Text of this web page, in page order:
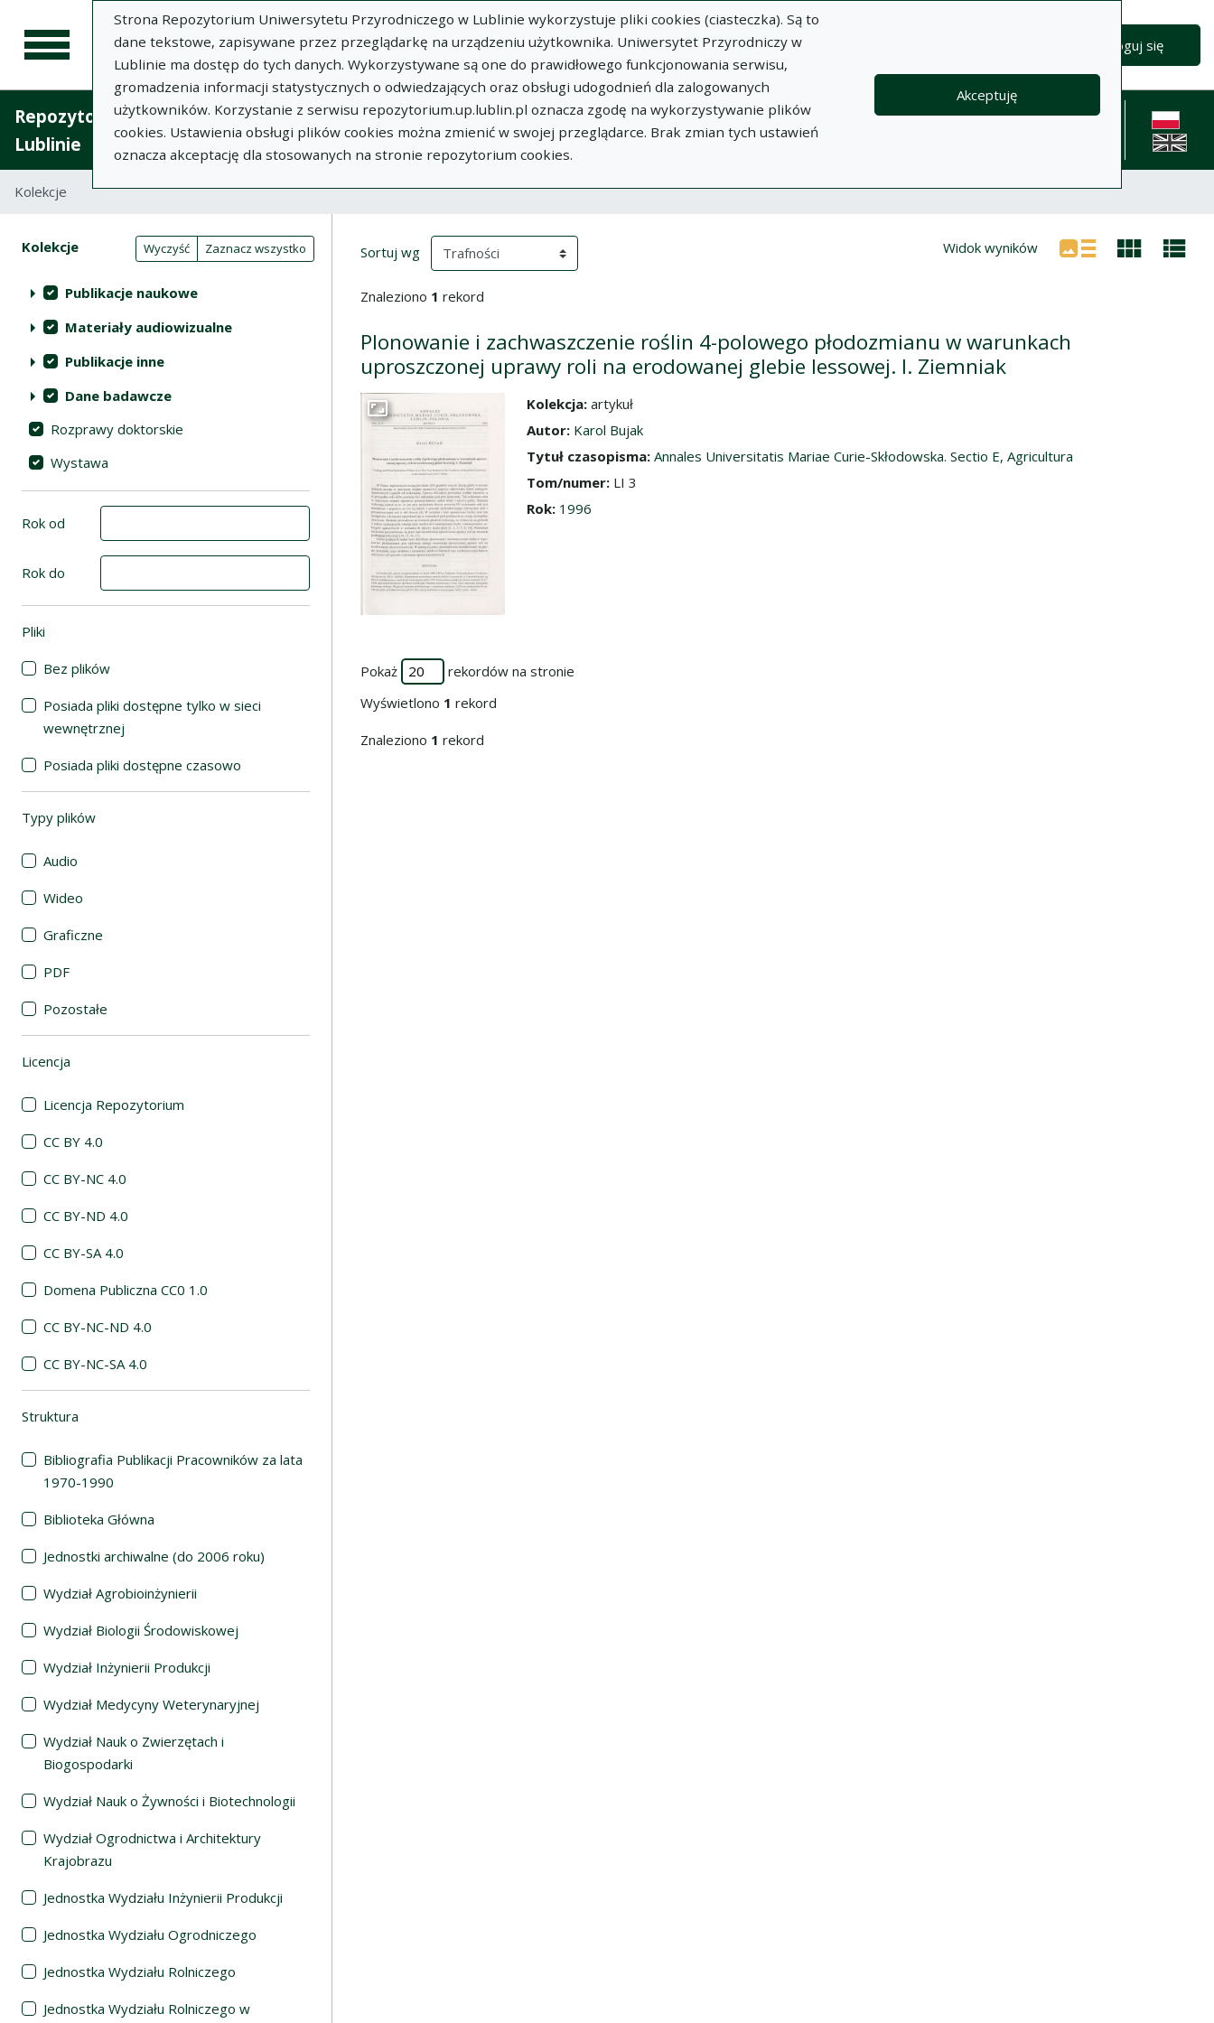
Strona Repozytorium Uniwersytetu Przyrodniczego w Lublinie wykorzystuje pliki cookies (ciasteczka). Są to
dane tekstowe, zapisywane przez przeglądarkę na urządzeniu użytkownika. Uniwersytet Przyrodniczy w
Lublinie ma dostęp do tych danych. Wykorzystywane są one do prawidłowego funkcjonowania serwisu,
gromadzenia informacji statystycznych o odwiedzających oraz obsługi udogodnień dla zalogowanych
użytkowników. Korzystanie z serwisu repozytorium.up.lublin.pl oznacza zgodę na wykorzystywanie plików
cookies. Ustawienia obsługi plików cookies można zmienić w swojej przeglądarce. Brak zmian tych ustawień
oznacza akceptację dla stosowanych na stronie repozytorium cookies.
Akceptuję
Zaloguj się
Repozytorium Uniwersytetu Przyrodniczego w
Lublinie
Dodaj
publikację
O
Repozytorium
Dokumenty Informacje Pomoc
Polityka
Kontakt
English
Kolekcje
Lista wyników wyszukiwania
Filtry wyszukiwania (automatyczne przeładowanie treści)
Akcje na kolekcjach Wyczyść Zaznacz wszystko
Kolekcje (automatyczne przeładowanie treści)
Publikacje naukowe
Materiały audiowizualne
Publikacje inne
Dane badawcze
Rozprawy doktorskie
Wystawa
Rok od
Rok do
Pliki
Bez plików
Posiada pliki dostępne tylko w sieci
wewnętrznej
Posiada pliki dostępne czasowo
Typy plików
Audio
Wideo
Graficzne
PDF
Pozostałe
Licencja
Licencja Repozytorium
CC BY 4.0
CC BY-NC 4.0
CC BY-ND 4.0
CC BY-SA 4.0
Domena Publiczna CC0 1.0
CC BY-NC-ND 4.0
CC BY-NC-SA 4.0
Struktura
Bibliografia Publikacji Pracowników za lata
1970-1990
Biblioteka Główna
Jednostki archiwalne (do 2006 roku)
Wydział Agrobioinżynierii
Wydział Biologii Środowiskowej
Wydział Inżynierii Produkcji
Wydział Medycyny Weterynaryjnej
Wydział Nauk o Zwierzętach i
Biogospodarki
Wydział Nauk o Żywności i Biotechnologii
Wydział Ogrodnictwa i Architektury
Krajobrazu
Jednostka Wydziału Inżynierii Produkcji
Jednostka Wydziału Ogrodniczego
Jednostka Wydziału Rolniczego
Jednostka Wydziału Rolniczego w
Wyniki wyszukiwania
Sortuj wg (automatyczne przeładowanie treści) Widok wyników
Znaleziono 1 rekord
Plonowanie i zachwaszczenie roślin 4-polowego płodozmianu w warunkach
uproszczonej uprawy roli na erodowanej glebie lessowej. I. Ziemniak
Przejdź do zbioru
Kolekcja: artykuł
Autor: Karol Bujak
Tytuł czasopisma: Annales Universitatis Mariae Curie-Skłodowska. Sectio E, Agricultura
Tom/numer: LI 3
Rok: 1996
Pokaż
rekordów na stronie
Wyświetlono 1 rekord
Znaleziono 1 rekord